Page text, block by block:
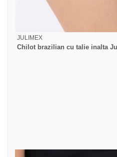
JULIMEX
Chilot brazilian cu talie inalta